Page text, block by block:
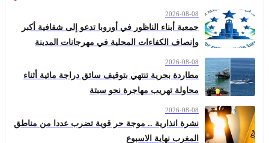
2026-08-08
جمعية أبناء الناظور في أوروبا تدعو إلى شفافية أكبر
وإنصاف الكفاءات المحلية في مهرجانات المدينة
2026-08-08
مطاردة بحرية تنتهي بتوقيف سائق دراجة مائية أثناء
محاولة تهريب مهاجرة نحو سبتة
2026-08-08
نشرة انذارية .. موجة حر قوية تضرب عددا من مناطق
المغرب نهاية الاسبوع